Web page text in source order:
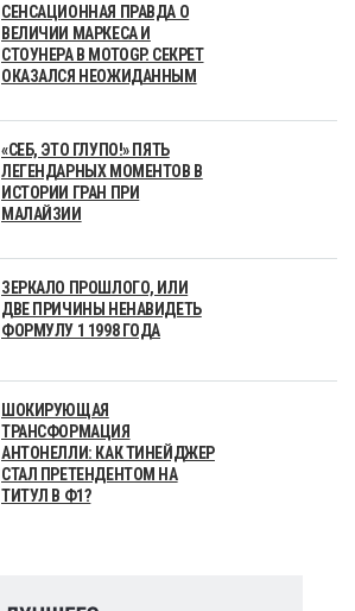
СЕНСАЦИОННАЯ ПРАВДА О
ВЕЛИЧИИ МАРКЕСА И
СТОУНЕРА В MOTOGP. СЕКРЕТ
ОКАЗАЛСЯ НЕОЖИДАННЫМ
«СЕБ, ЭТО ГЛУПО!» ПЯТЬ
ЛЕГЕНДАРНЫХ МОМЕНТОВ В
ИСТОРИИ ГРАН ПРИ
МАЛАЙЗИИ
ЗЕРКАЛО ПРОШЛОГО, ИЛИ
ДВЕ ПРИЧИНЫ НЕНАВИДЕТЬ
ФОРМУЛУ 1 1998 ГОДА
ШОКИРУЮЩАЯ
ТРАНСФОРМАЦИЯ
АНТОНЕЛЛИ: КАК ТИНЕЙДЖЕР
СТАЛ ПРЕТЕНДЕНТОМ НА
ТИТУЛ В Ф1?